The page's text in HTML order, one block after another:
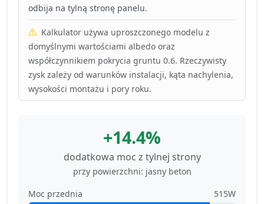
odbija na tylną stronę panelu.
Kalkulator używa uproszczonego modelu z
domyślnymi wartościami albedo oraz
współczynnikiem pokrycia gruntu 0.6. Rzeczywisty
zysk zależy od warunków instalacji, kąta nachylenia,
wysokości montażu i pory roku.
+14.4%
dodatkowa moc z tylnej strony
przy powierzchni: jasny beton
Moc przednia
515W